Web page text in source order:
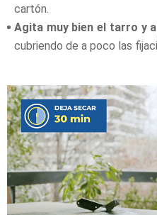
cartón.
Agita muy bien el tarro y
cubriendo de a poco las